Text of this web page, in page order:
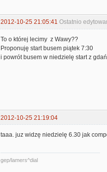
2012-10-25 21:05:41 Ostatnio
To o której lecimy z Wawy??
Proponuję start busem piątek 7:30
i powrót busem w niedzielę start z
2012-10-25 21:19:04
taaa. juz widzę niedzielę 6.30 jak
gep/lamers^dial